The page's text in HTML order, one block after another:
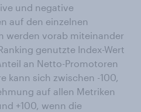
und negative
auf den einzelnen
werden vorab miteinander
genutzte Index-Wert
an Netto-Promotoren
kann sich zwischen -100,
auf allen Metriken
+100, wenn die